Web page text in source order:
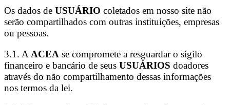
Os dados de USUÁRIO coletados em nosso site não
serão compartilhados com outras instituições, empresas
ou pessoas.
3.1. A ACEA se compromete a resguardar o sigilo
financeiro e bancário de seus USUÁRIOS doadores
através do não compartilhamento dessas informações
nos termos da lei.